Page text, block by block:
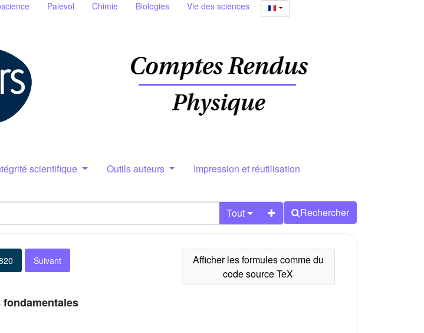
Palevol Chimie Biologies Vie des sciences
scientifique Outils auteurs Impression et réutilisation
Tout Rechercher
Suivant